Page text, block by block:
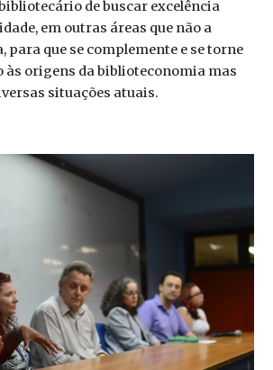
de buscar excelência
em outras áreas que não a
para que se complemente e se torne
às origens da biblioteconomia mas
situações atuais.